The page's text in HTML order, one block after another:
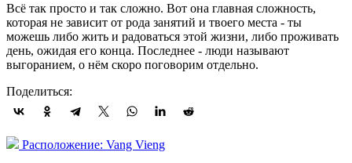
Всë так просто и так сложно. Вот она главная сложность,
которая не зависит от рода занятий и твоего места - ты
можешь либо жить и радоваться этой жизни, либо проживать
день, ожидая его конца. Последнее - люди называют
выгоранием, о нëм скоро поговорим отдельно.
Поделиться:
Расположение: Vang Vieng